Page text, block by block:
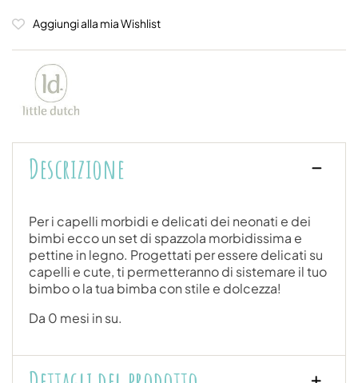
Aggiungi alla mia Wishlist
Descrizione
Per i capelli morbidi e delicati dei neonati e dei
bimbi ecco un set di spazzola morbidissima e
pettine in legno. Progettati per essere delicati su
capelli e cute, ti permetteranno di sistemare il tuo
bimbo o la tua bimba con stile e dolcezza!
Da 0 mesi in su.